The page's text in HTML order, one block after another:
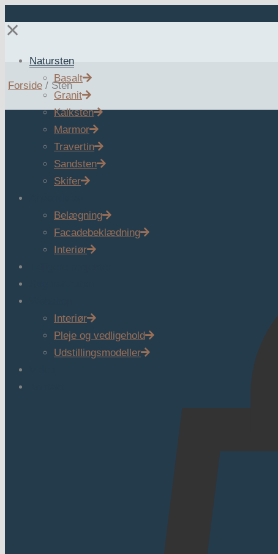
✕
Natursten
Basalt
Granit
Kalksten
Marmor
Travertin
Sandsten
Skifer
Belægning
Facadebeklædning
Interiør
Interiør
Pleje og vedligehold
Udstillingsmodeller
Forside / Sten